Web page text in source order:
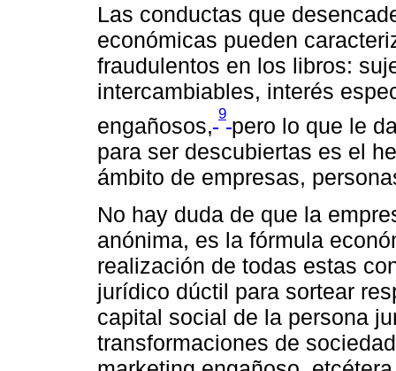
Las conductas que
económicas pueden
fraudulentos en los libros:
intercambiables, interés
engañosos,
9
pero lo que le
para ser descubiertas es el
ámbito de empresas,
No hay duda de que la
anónima, es la fórmula
realización de todas estas
jurídico dúctil para sortear
capital social de la persona
transformaciones de